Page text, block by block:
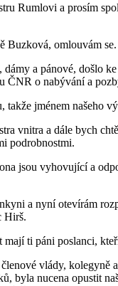
Rumlovi a prosím
Buzková, omlouvám se.
dámy a pánové, došlo
o nabývání a
jménem našeho
vnitra a dále bych
podrobnostmi.
jsou vyhovující a
a nyní otevírám
Hirš.
ti páni poslanci,
vlády, kolegyně
byla nucena opustit